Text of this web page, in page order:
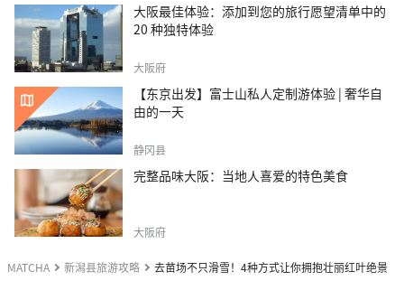
MATCHA 新潟县旅游攻略 去苗场不只滑雪！4种方式让你拥抱壮丽红叶绝景
大阪最佳体验：添加到您的旅行愿望清单中的
20 种独特体验
大阪府
【东京出发】富士山私人定制游体验 | 奢华自
由的一天
静冈县
完整品味大阪：当地人喜爱的特色美食
大阪府